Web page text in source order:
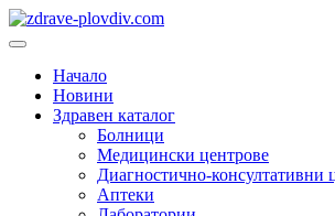
Преминете
към
Основно
Начало
Новини
Здравен каталог
Болници
Медицински центрове
Диагностично-
Аптеки